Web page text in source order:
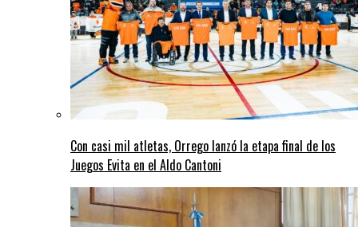
Con casi mil atletas, Orrego lanzó la etapa final de los
Juegos Evita en el Aldo Cantoni